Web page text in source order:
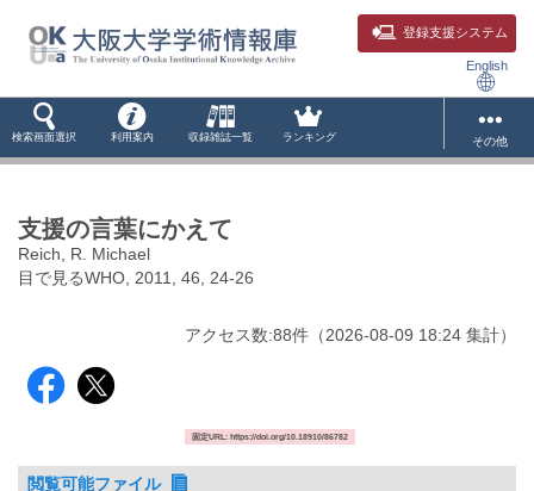
登録支援システム
English
検索画面選択 利用案内 収録雑誌一覧 ランキング その他
支援の言葉にかえて
Reich, R. Michael
目で見るWHO, 2011, 46, 24-26
アクセス数:88件 （2026-08-09 18:24 集計）
固定URL: https://doi.org/10.18910/86782
閲覧可能ファイル